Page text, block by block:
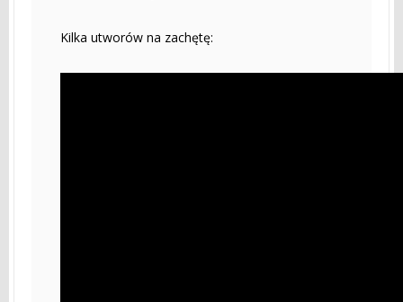
Kilka utworów na zachętę: